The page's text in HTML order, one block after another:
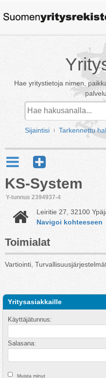
Hae yritystietoja nimen,
Sijaintisi Tarkennettu
KS-System
Y-tunnus 2394937-4
Leiritie 27, 32100
Navigoi kohteeseen
Toimialat
Vartiointi,
Yritysasiakkaille
Käyttäjätunnus:
Salasana:
Muista minut